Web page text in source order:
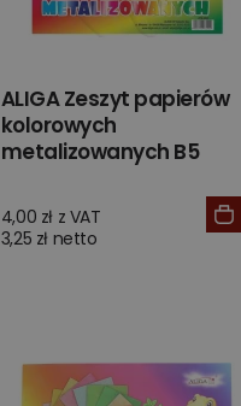
ALIGA Zeszyt papierów
kolorowych
metalizowanych B5
4,00 zł z VAT
3,25 zł netto